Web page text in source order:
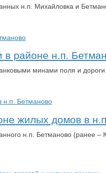
н.п. Михайловка и
районе н.п.
минами поля и
жилых домов в
н.п. Бетманово